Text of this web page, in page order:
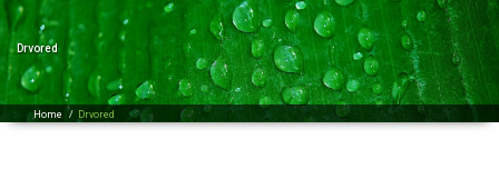
Drvored
Home / Drvored